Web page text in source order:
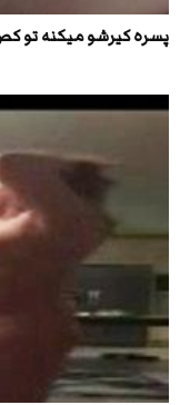
پسره کیرشو میکنه تو